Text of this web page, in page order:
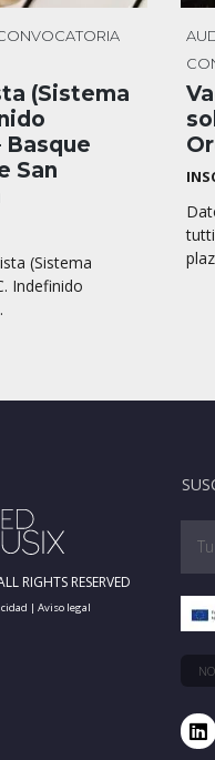
(Sistema
Basque
San
(Sistema
Indefinido
RIGHTS RESERVED
| Aviso legal